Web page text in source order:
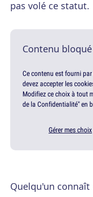
pas volé ce statut.
Contenu
Ce contenu est fourni
devez accepter les
Modifiez ce choix à tout
de la Confidentialité" en
Gérer mes choix
Quelqu'un